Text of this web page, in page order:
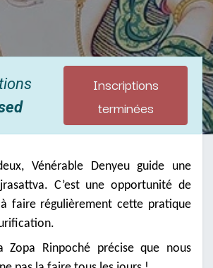
Inscriptions
terminées
Vénérable Denyeu guide une
C’est une opportunité de
faire régulièrement cette pratique
Zopa Rinpoché précise que nous